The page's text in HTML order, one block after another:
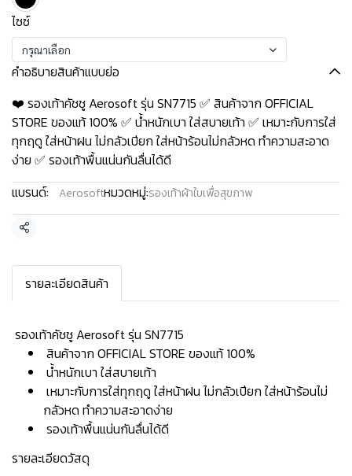
ไซซ์
กรุณาเลือก
คำอธิบายสินค้าแบบย่อ
❤️ รองเท้าคัชชู Aerosoft รุ่น SN7715 ✅ สินค้าจาก OFFICIAL
STORE ของแท้ 100% ✅ น้ำหนักเบา ใส่สบายเท้า ✅ เหมาะกับการใส่
ทุกฤดู ใส่หน้าฝน ไม่กลัวเปียก ใส่หน้าร้อนไม่กลัวหด ทำความสะอาด
ง่าย ✅ รองเท้าพื้นแน่นกันลื่นได้ดี
แบรนด์:
Aerosoftหมวดหมู่:รองเท้าผ้าใบเพื่อสุขภาพ
แชร์
รายละเอียดสินค้า
️ รองเท้าคัชชู Aerosoft รุ่น SN7715
สินค้าจาก OFFICIAL STORE ของแท้ 100%
น้ำหนักเบา ใส่สบายเท้า
เหมาะกับการใส่ทุกฤดู ใส่หน้าฝน ไม่กลัวเปียก ใส่หน้าร้อนไม่
กลัวหด ทำความสะอาดง่าย
รองเท้าพื้นแน่นกันลื่นได้ดี
รายละเอียดวัสดุ